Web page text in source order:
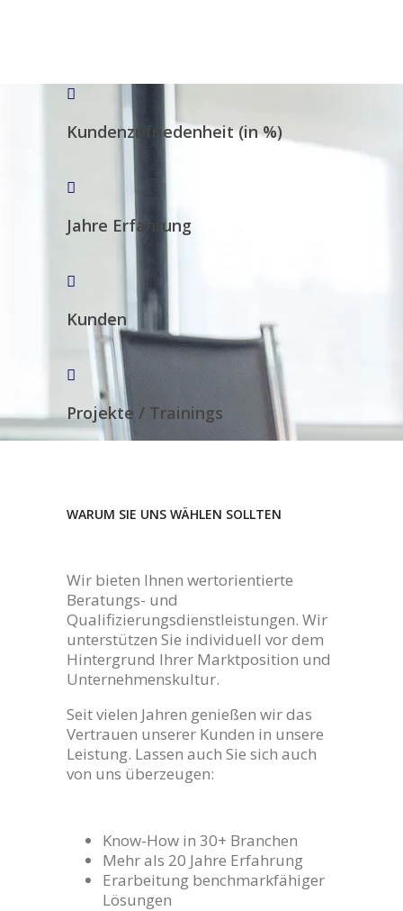
Kundenzufriedenheit (in %)
Jahre Erfahrung
Kunden
Projekte / Trainings
WARUM SIE UNS WÄHLEN SOLLTEN
Wir bieten Ihnen wertorientierte
Beratungs- und
Qualifizierungsdienstleistungen. Wir
unterstützen Sie individuell vor dem
Hintergrund Ihrer Marktposition und
Unternehmenskultur.
Seit vielen Jahren genießen wir das
Vertrauen unserer Kunden in unsere
Leistung. Lassen auch Sie sich auch
von uns überzeugen:
Know-How in 30+ Branchen
Mehr als 20 Jahre Erfahrung
Erarbeitung benchmarkfähiger
Lösungen